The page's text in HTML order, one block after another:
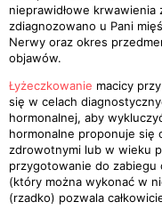
nieprawidłowe
zdiagnozowano u Pani
Nerwy oraz okres
objawów.
Łyżeczkowanie macicy
się w celach
hormonalnej, aby
hormonalne proponuje się
zdrowotnymi lub w wieku
przygotowanie do zabiegu
(który można wykonać w
(rzadko) pozwala